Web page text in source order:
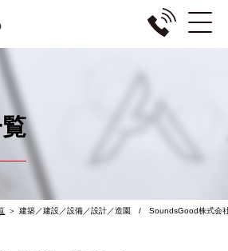
＞ 建築／建設／設備／設計／造園 / SoundsGood株式会